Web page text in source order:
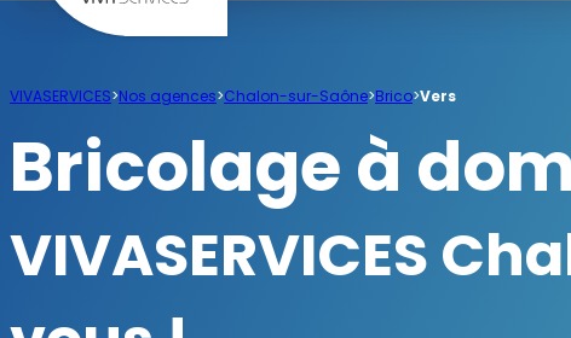
Repassage
Jardin
Brico
VIVASERVICES>Nos agences>Chalon-sur-Saône>Brico>Vers
Bricolage à
VIVASERVICES